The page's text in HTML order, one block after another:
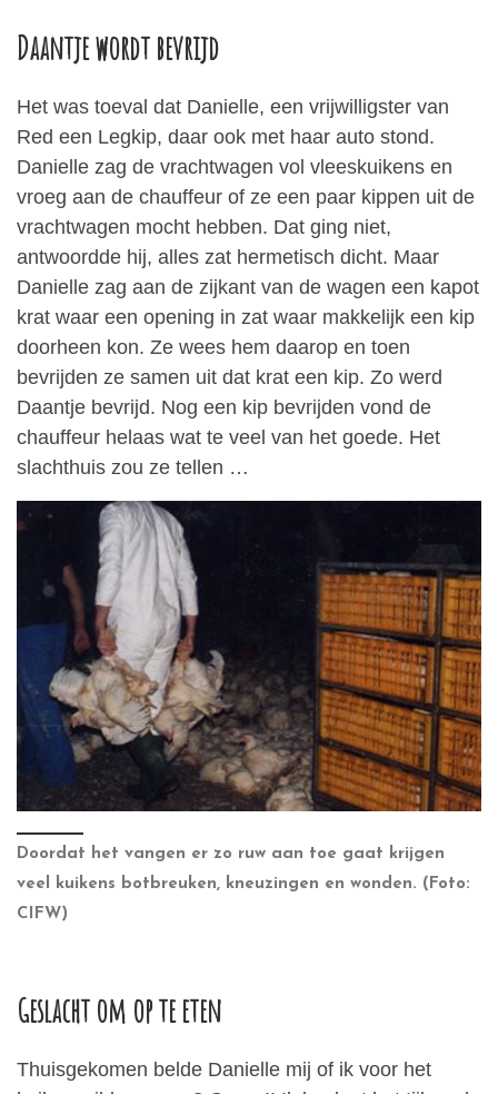
Daantje wordt bevrijd
Het was toeval dat Danielle, een vrijwilligster van
Red een Legkip, daar ook met haar auto stond.
Danielle zag de vrachtwagen vol vleeskuikens en
vroeg aan de chauffeur of ze een paar kippen uit de
vrachtwagen mocht hebben. Dat ging niet,
antwoordde hij, alles zat hermetisch dicht. Maar
Danielle zag aan de zijkant van de wagen een kapot
krat waar een opening in zat waar makkelijk een kip
doorheen kon. Ze wees hem daarop en toen
bevrijden ze samen uit dat krat een kip. Zo werd
Daantje bevrijd. Nog een kip bevrijden vond de
chauffeur helaas wat te veel van het goede. Het
slachthuis zou ze tellen …
Doordat het vangen er zo ruw aan toe gaat krijgen
veel kuikens botbreuken, kneuzingen en wonden. (Foto:
CIFW)
Geslacht om op te eten
Thuisgekomen belde Danielle mij of ik voor het